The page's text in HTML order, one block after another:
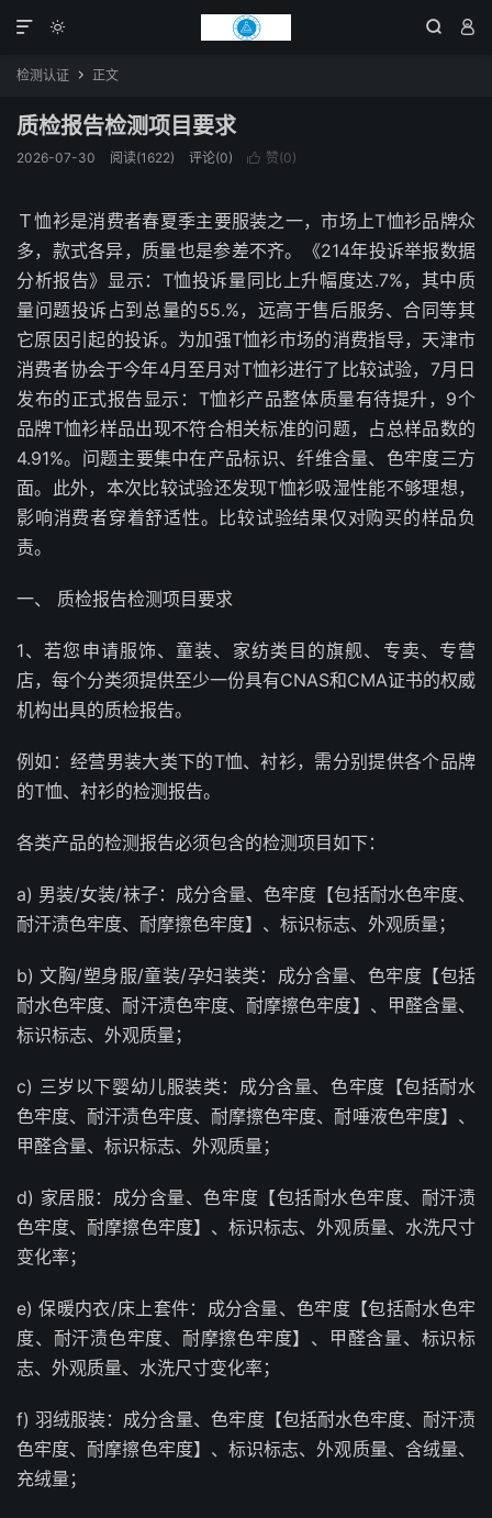
  

检测认证  正文
质检报告检测项目要求
2026-07-30 阅读(1622) 评论(0)  赞(0)
Ｔ恤衫是消费者春夏季主要服装之一，市场上T恤衫品牌众
多，款式各异，质量也是参差不齐。《214年投诉举报数据
分析报告》显示：T恤投诉量同比上升幅度达.7%，其中质
量问题投诉占到总量的55.%，远高于售后服务、合同等其
它原因引起的投诉。为加强T恤衫市场的消费指导，天津市
消费者协会于今年4月至月对T恤衫进行了比较试验，7月日
发布的正式报告显示：T恤衫产品整体质量有待提升，9个
品牌T恤衫样品出现不符合相关标准的问题，占总样品数的
4.91%。问题主要集中在产品标识、纤维含量、色牢度三方
面。此外，本次比较试验还发现T恤衫吸湿性能不够理想，
影响消费者穿着舒适性。比较试验结果仅对购买的样品负
责。
一、 质检报告检测项目要求
1、若您申请服饰、童装、家纺类目的旗舰、专卖、专营
店，每个分类须提供至少一份具有CNAS和CMA证书的权威
机构出具的质检报告。
例如：经营男装大类下的T恤、衬衫，需分别提供各个品牌
的T恤、衬衫的检测报告。
各类产品的检测报告必须包含的检测项目如下：
a) 男装/女装/袜子：成分含量、色牢度【包括耐水色牢度、
耐汗渍色牢度、耐摩擦色牢度】、标识标志、外观质量；
b) 文胸/塑身服/童装/孕妇装类：成分含量、色牢度【包括
耐水色牢度、耐汗渍色牢度、耐摩擦色牢度】、甲醛含量、
标识标志、外观质量；
c) 三岁以下婴幼儿服装类：成分含量、色牢度【包括耐水
色牢度、耐汗渍色牢度、耐摩擦色牢度、耐唾液色牢度】、
甲醛含量、标识标志、外观质量；
d) 家居服：成分含量、色牢度【包括耐水色牢度、耐汗渍
色牢度、耐摩擦色牢度】、标识标志、外观质量、水洗尺寸
变化率；
e) 保暖内衣/床上套件：成分含量、色牢度【包括耐水色牢
度、耐汗渍色牢度、耐摩擦色牢度】、甲醛含量、标识标
志、外观质量、水洗尺寸变化率；
f) 羽绒服装：成分含量、色牢度【包括耐水色牢度、耐汗渍
色牢度、耐摩擦色牢度】、标识标志、外观质量、含绒量、
充绒量；